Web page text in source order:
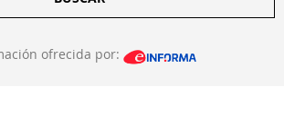
ofrecida por: